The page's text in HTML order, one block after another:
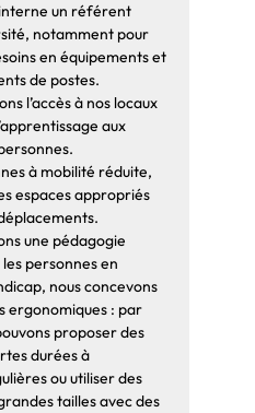
d’autres actes et
de pratique :
récents de
enseignants,
scolaire,
en milieu
problématiques
début de journée
journée : ce qui
/ ce que je modifie
un référent
notamment pour
en équipements et
de postes.
l’accès à nos locaux
aux
à mobilité réduite,
espaces appropriés
une pédagogie
personnes en
nous concevons
ergonomiques : par
proposer des
durées à
ou utiliser des
tailles avec des